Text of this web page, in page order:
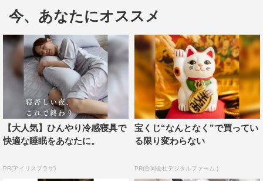
今、あなたにオススメ
【大人気】ひんやり冷感寝具で
快適な睡眠をあなたに。
PR(アイリスプラザ)
宝くじ“なんとなく”で買ってい
る限り変わらない
PR(合同会社デジタルファーム )